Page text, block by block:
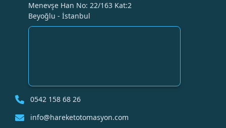
Menevşe Han No: 22/163 Kat:2
Beyoğlu - İstanbul
0542 158 68 26
info@hareketotomasyon.com